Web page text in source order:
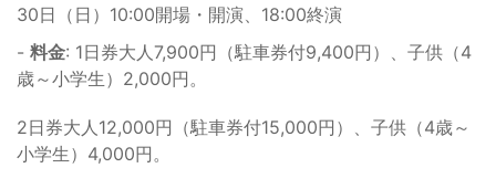
30日（日）10:00開場・開演、18:00終演
- 料金: 1日券大人7,900円（駐車券付9,400円）、子供（4
歳～小学生）2,000円。
2日券大人12,000円（駐車券付15,000円）、子供（4歳～
小学生）4,000円。